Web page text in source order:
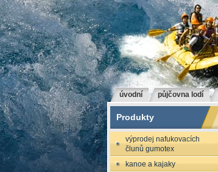
úvodní půjčovna lodí
Produkty
výprodej nafukovacích
člunů gumotex
kanoe a kajaky